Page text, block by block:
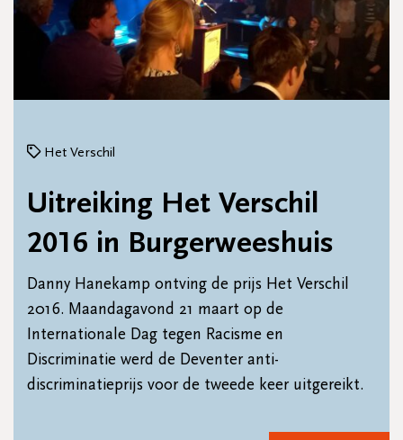
Het Verschil
Uitreiking Het Verschil
2016 in Burgerweeshuis
Danny Hanekamp ontving de prijs Het Verschil
2016. Maandagavond 21 maart op de
Internationale Dag tegen Racisme en
Discriminatie werd de Deventer anti-
discriminatieprijs voor de tweede keer uitgereikt.